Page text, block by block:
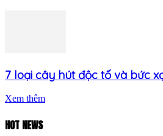
7 loại cây hút độc tố và bức
Xem thêm
HOT NEWS